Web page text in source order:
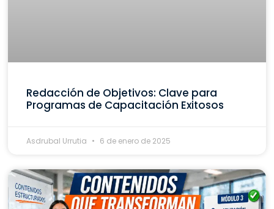
Redacción de Objetivos: Clave para
Programas de Capacitación Exitosos
Asdrubal Urrutia 6 de enero de 2025